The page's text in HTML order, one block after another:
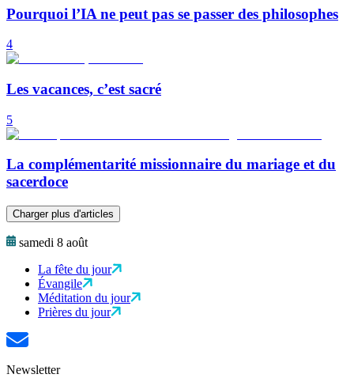
Pourquoi l’IA ne peut pas se passer des philosophes
4
Les vacances, c’est sacré
5
La complémentarité missionnaire du mariage et du
sacerdoce
Charger plus d'articles
samedi 8 août
La fête du jour
Évangile
Méditation du jour
Prières du jour
Newsletter